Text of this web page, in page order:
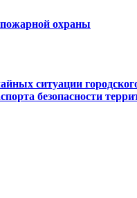
пожарной охраны
ситуации
безопасности